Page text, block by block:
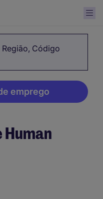
Região, Código
emprego